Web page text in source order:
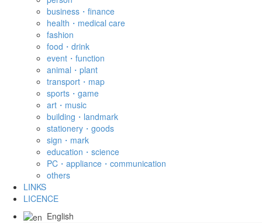
business・finance
health・medical care
fashion
food・drink
event・function
animal・plant
transport・map
sports・game
art・music
building・landmark
stationery・goods
sign・mark
education・science
PC・appliance・communication
others
LINKS
LICENCE
English